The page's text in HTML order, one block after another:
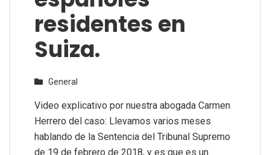
residentes en
Suiza.
General
Video explicativo por nuestra abogada Carmen
Herrero del caso: Llevamos varios meses
hablando de la Sentencia del Tribunal Supremo
de 19 de febrero de 2018, y es que es un